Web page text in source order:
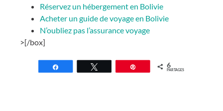
Réservez un hébergement en Bolivie
Acheter un guide de voyage en Bolivie
N’oubliez pas l’assurance voyage
>[/box]
Épingle 6
PARTAGES